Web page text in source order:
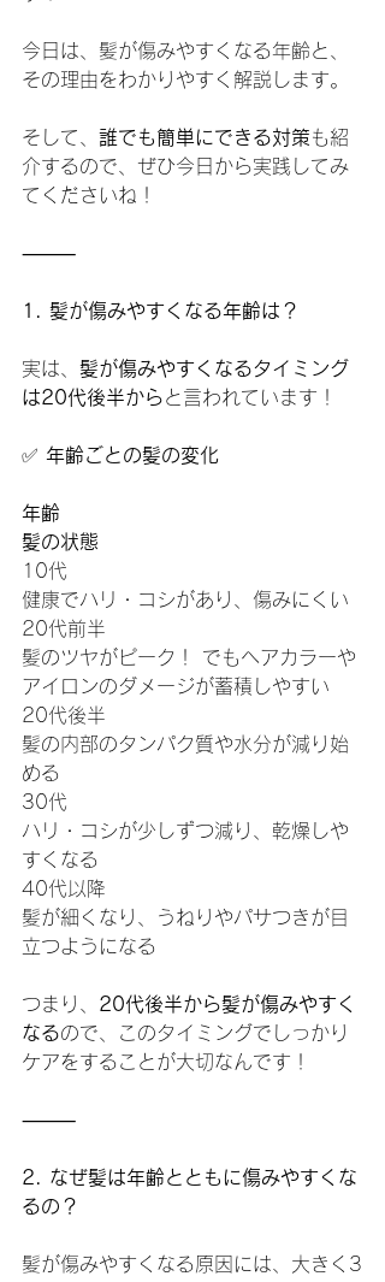
今日は、髪が傷みやすくなる年齢と、
その理由をわかりやすく解説します。
そして、 誰でも簡単にできる対策も紹
介するので、ぜひ今日から実践してみ
てくださいね！
⸻
1. 髪が傷みやすくなる年齢は？
実は、 髪が傷みやすくなるタイミング
は20代後半からと言われています！
✅ 年齢ごとの髪の変化
年齢
髪の状態
10代
健康でハリ・コシがあり、傷みにくい
20代前半
髪のツヤがピーク！ でもヘアカラーや
アイロンのダメージが蓄積しやすい
20代後半
髪の内部のタンパク質や水分が減り始
める
30代
ハリ・コシが少しずつ減り、乾燥しや
すくなる
40代以降
髪が細くなり、うねりやパサつきが目
立つようになる
つまり、 20代後半から髪が傷みやすく
なるので、このタイミングでしっかり
ケアをすることが大切なんです！
⸻
2. なぜ髪は年齢とともに傷みやすくな
るの？
髪が傷みやすくなる原因には、大きく3